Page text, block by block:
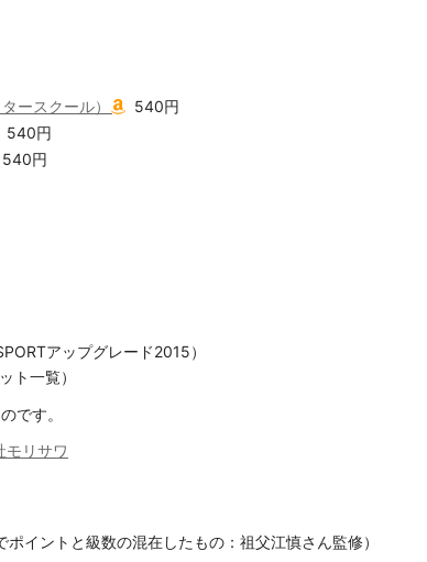
ースクール）
540円
540円
540円
アップグレード2015）
ト一覧）
です。
モリサワ
イントと級数の混在したもの：祖父江慎さん監修）